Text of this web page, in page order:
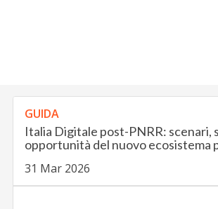
GUIDA
Italia Digitale post-PNRR: scenari,
opportunità del nuovo ecosistema
31 Mar 2026